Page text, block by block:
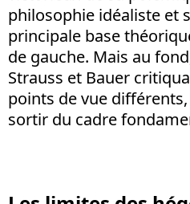
philosophie idéaliste et
principale base
de gauche. Mais au
Strauss et Bauer
points de vue
sortir du cadre